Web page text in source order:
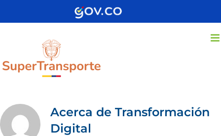
Acerca de Transformación
Digital